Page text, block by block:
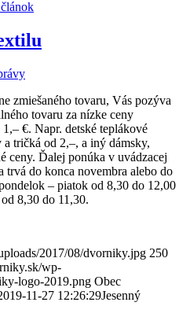
zmiešaného tovaru, Vás pozýva
tovaru za nízke ceny
€. Napr. detské teplákové
tričká od 2,–, a iný dámsky,
ceny. Ďalej ponúka v uvádzacej
trvá do konca novembra alebo do
– piatok od 8,30 do 12,00
8,30 do 11,30.
2017/08/dvorniky.jpg 250
wp-
logo-2019.png Obec
11-27 12:26:29Jesenný